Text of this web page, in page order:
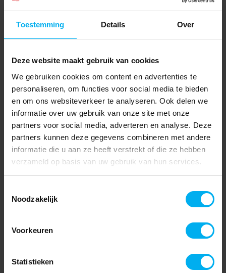
Toestemming Details Over
Deze website maakt gebruik van cookies
We gebruiken cookies om content en advertenties te
personaliseren, om functies voor social media te bieden
en om ons websiteverkeer te analyseren. Ook delen we
informatie over uw gebruik van onze site met onze
partners voor social media, adverteren en analyse. Deze
partners kunnen deze gegevens combineren met andere
informatie die u aan ze heeft verstrekt of die ze hebben
verzameld op basis van uw gebruik van hun services.
Noodzakelijk
Voorkeuren
Statistieken